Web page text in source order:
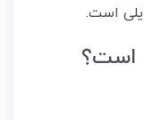
است.
است؟